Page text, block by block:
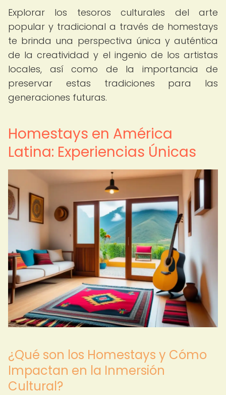
Explorar los tesoros culturales del arte
popular y tradicional a través de homestays
te brinda una perspectiva única y auténtica
de la creatividad y el ingenio de los artistas
locales, así como de la importancia de
preservar estas tradiciones para las
generaciones futuras.
Homestays en América
Latina: Experiencias Únicas
¿Qué son los Homestays y Cómo
Impactan en la Inmersión
Cultural?